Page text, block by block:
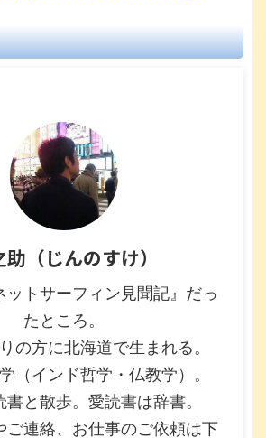
助（じんのすけ）
ットサーフィン見聞記』だっ
たところ。
の方に北海道で生まれる。
（インド哲学・仏教学）。
と散歩。愛読書は辞書。
ご連絡、お仕事のご依頼は下